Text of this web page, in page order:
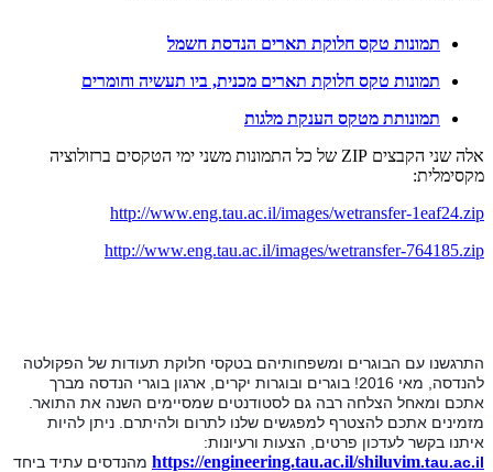
תמונות טקס חלוקת תארים הנדסת חשמל
תמונות טקס חלוקת תארים מכנית, ביו תעשיה וחומרים
תמונותת מטקס הענקת מלגות
אלה שני הקבצים ZIP של כל התמונות משני ימי הטקסים ברזולוציה
מקסימלית:
http://www.eng.tau.ac.il/images/wetransfer-1eaf24.zip
http://www.eng.tau.ac.il/images/wetransfer-764185.zip
התרגשנו עם הבוגרים ומשפחותיהם בטקסי חלוקת תעודות של הפקולטה
להנדסה, מאי 2016! בוגרים ובוגרות יקרים, ארגון בוגרי הנדסה מברך
אתכם ומאחל הצלחה רבה גם לסטודנטים שמסיימים השנה את התואר.
מזמינים אתכם להצטרף למפגשים שלנו לתרום ולהיתרם. ניתן להיות
איתנו בקשר לעדכון פרטים, הצעות ורעיונות:
https://engineering.tau.ac.il/shiluvim.tau.ac.il מהנדסים עתיד ביחד